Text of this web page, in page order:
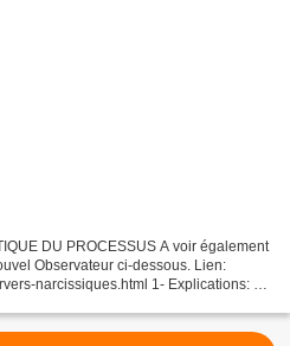
DU PROCESSUS A voir également
Observateur ci-dessous. Lien:
narcissiques.html 1- Explications: Le